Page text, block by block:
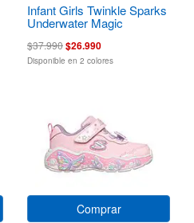
Infant Girls Twinkle Sparks
Underwater Magic
$37.990$26.990
Disponible en 2 colores
Comprar